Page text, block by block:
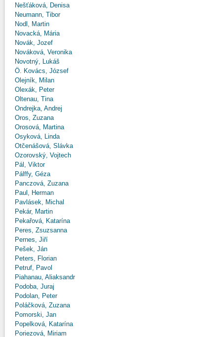
Nešťáková, Denisa
Neumann, Tibor
Nodl, Martin
Novacká, Mária
Novák, Jozef
Nováková, Veronika
Novotný, Lukáš
Ö. Kovács, József
Olejník, Milan
Olexák, Peter
Oltenau, Tina
Ondrejka, Andrej
Oros, Zuzana
Orosová, Martina
Osyková, Linda
Otčenášová, Slávka
Ozorovský, Vojtech
Pál, Viktor
Pálffy, Géza
Panczová, Zuzana
Paul, Herman
Pavlásek, Michal
Pekár, Martin
Pekařová, Katarína
Peres, Zsuzsanna
Pernes, Jiří
Pešek, Ján
Peters, Florian
Petruf, Pavol
Piahanau, Aliaksandr
Podoba, Juraj
Podolan, Peter
Poláčková, Zuzana
Pomorski, Jan
Popelková, Katarína
Poriezová, Miriam